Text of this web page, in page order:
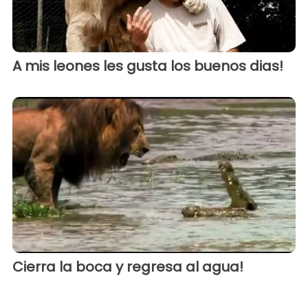
A mis leones les gusta los buenos dias!
Cierra la boca y regresa al agua!